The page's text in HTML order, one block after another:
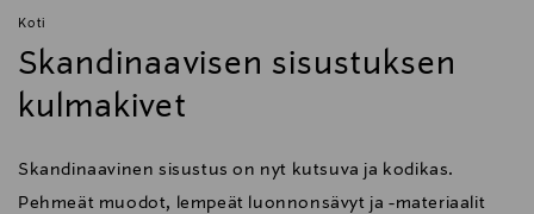
Koti
Skandinaavisen sisustuksen
kulmakivet
Skandinaavinen sisustus on nyt kutsuva ja kodikas.
Pehmeät muodot, lempeät luonnonsävyt ja -materiaalit